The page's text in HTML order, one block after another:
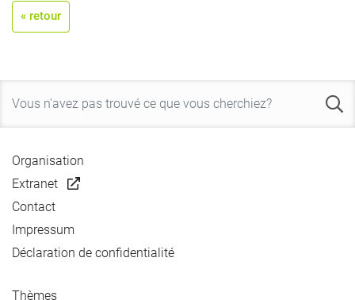
« retour
Organisation
Extranet
Contact
Impressum
Déclaration de confidentialité
Thèmes